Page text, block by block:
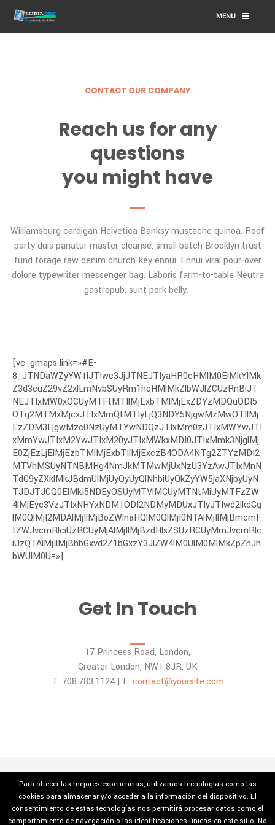
MENU
CONTACT OUR COMPANY
Reach us for any
questions
you might have
Williamsburg cardigan Helvetica Banksy mustache quinoa. Roof
party duis pariatur master cleanse, small batch Brooklyn trust
fund forage raw denim church-key ennui. Ennui viral pour-over
dolore typewriter messenger bag. Laboris farm-to-table Neutra
gastropub, sunt pork belly.
[vc_gmaps link=»#E-
8_JTNDaWZyYW1lJTIwc3JjJTNEJTIyaHR0cHMlM0ElMkYlMk
Z3d3cuZ29vZ2xlLmNvbSUyRm1hcHMlMkZlbWJlZCUzRnBiJT
NEJTIxMW0xOCUyMTFtMTIlMjExbTMlMjExZDYzMDQuODI5
OTg2MTMxMjcxJTIxMmQtMTIyLjQ3NDY5NjgwMzMwOTIlMj
EzZDM3LjgwMzc0NzUyMTYwNDQzJTIxMm0zJTIxMWYwJTI
xMmYwJTIxM2YwJTIxM20yJTIxMWkxMDI0JTIxMmk3NjglMj
E0ZjEzLjElMjEzbTMlMjExbTIlMjExczB4ODA4NTg2ZTYzMDI2
MTVhMSUyNTNBMHg4NmJkMTMwMjUxNzU3YzAwJTIxMnN
TdG9yZXklMkJBdmUlMjUyQyUyQlNhbiUyQkZyYW5jaXNjbyUyN
TJDJTJCQ0ElMkI5NDEyOSUyMTVlMCUyMTNtMiUyMTFzZW
4lMjEyc3VzJTIxNHYxNDM1ODI2NDMyMDUxJTIyJTIwd2lkdGg
lM0QlMjI2MDAlMjIlMjBoZWlnaHQlM0QlMjI0NTAlMjIlMjBmcmF
tZWJvcmRlciUzRCUyMjAlMjIlMjBzdHlsZSUzRCUyMmJvcmRlc
iUzQTAlMjIlMjBhbGxvd2Z1bGxzY3JlZW4lM0UlM0MlMkZpZnJh
bWUlM0U=»]
Get In Touch
17 Princess Road, London,
Greater London, NW1 8JR, UK
T: 708.783.1124 | E: contact@yoursite.com
Para ofrecer las mejores experiencias, utilizamos tecnologías como las
cookies para almacenar y/o acceder a la información del dispositivo. El
consentimiento de estas tecnologías nos permitirá procesar datos como el
comportamiento de navegación o las identificaciones únicas en este sitio. No